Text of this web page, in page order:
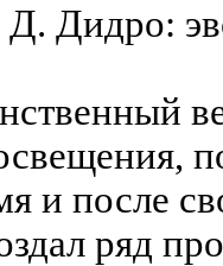
Д. Дидро:
и после
ряд